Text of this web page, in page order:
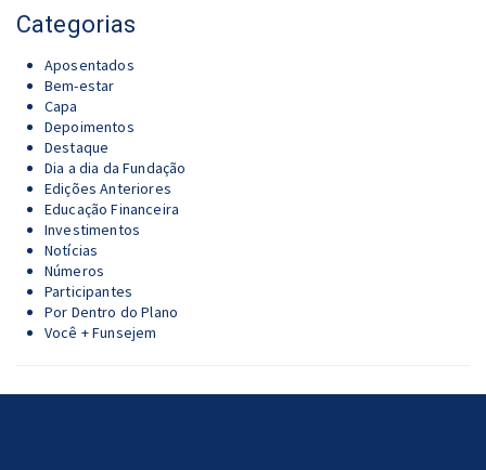
Categorias
Aposentados
Bem-estar
Capa
Depoimentos
Destaque
Dia a dia da Fundação
Edições Anteriores
Educação Financeira
Investimentos
Notícias
Números
Participantes
Por Dentro do Plano
Você + Funsejem